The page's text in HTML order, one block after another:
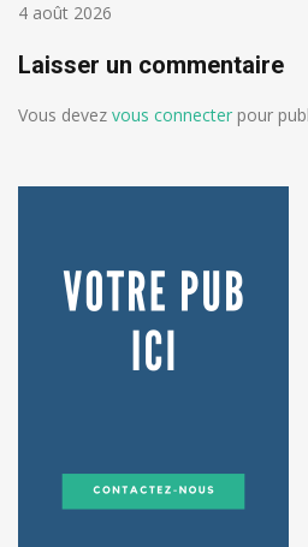
4 août 2026
Laisser un commentaire
Vous devez vous connecter pour